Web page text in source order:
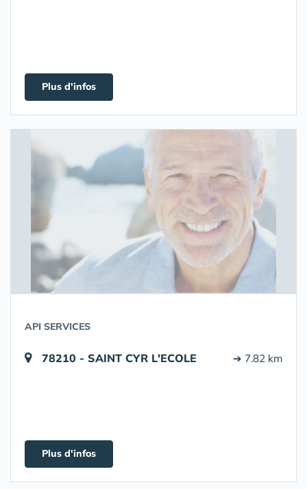
Plus d'infos
API SERVICES
78210 - SAINT CYR L'ECOLE ➔ 7.82 km
Plus d'infos